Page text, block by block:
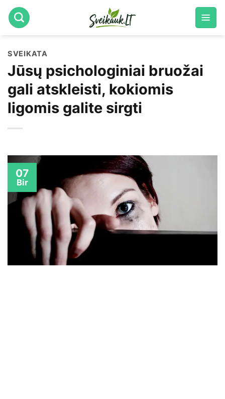
Skip
to
SVEIKATA
Jūsų psichologiniai bruožai
gali atskleisti, kokiomis
ligomis galite sirgti
07
Bir